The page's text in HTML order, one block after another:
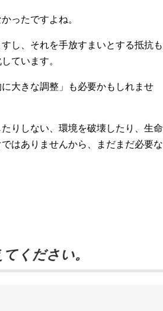
ったですよね。
し、それを手放すまいとする抵抗も
ています。
大きな調整」も必要かもしれませ
りしない、環境を破壊したり、生命
はありませんから、まだまだ必要な
ください。